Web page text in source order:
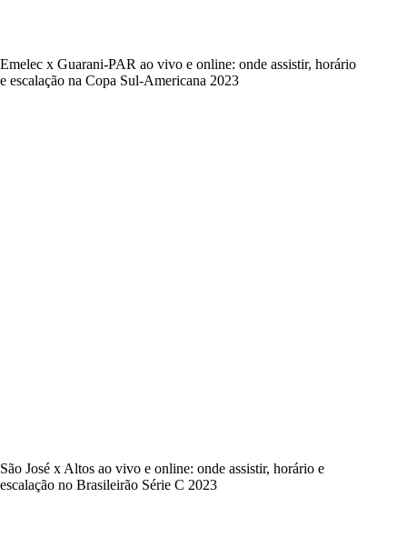
Emelec x Guarani-PAR ao vivo e online: onde assistir, horário
e escalação na Copa Sul-Americana 2023
São José x Altos ao vivo e online: onde assistir, horário e
escalação no Brasileirão Série C 2023